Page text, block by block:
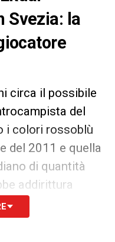
Svezia: la
circa il possibile
del
i colori rossoblù
del 2011 e quella
di quantità
addirittura